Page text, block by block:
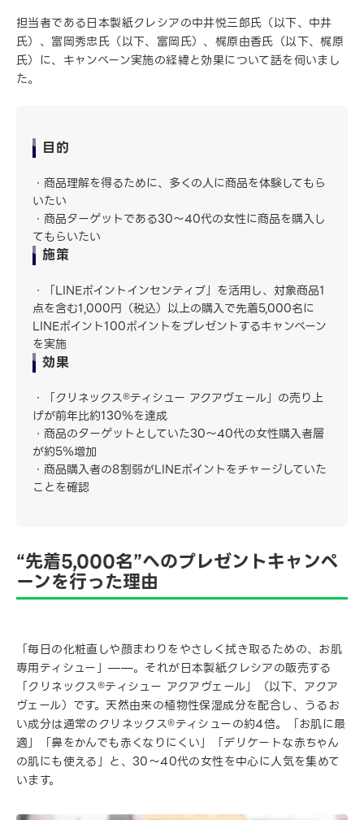
担当者である日本製紙クレシアの中井悦三郎氏（以下、中井
氏）、富岡秀忠氏（以下、富岡氏）、梶原由香氏（以下、梶原
氏）に、キャンペーン実施の経緯と効果について話を伺いまし
た。
目的
・商品理解を得るために、多くの人に商品を体験してもら
いたい
・商品ターゲットである30～40代の女性に商品を購入し
てもらいたい
施策
・「LINEポイントインセンティブ」を活用し、対象商品1
点を含む1,000円（税込）以上の購入で先着5,000名に
LINEポイント100ポイントをプレゼントするキャンペーン
を実施
効果
・「クリネックス®ティシュー アクアヴェール」の売り上
げが前年比約130％を達成
・商品のターゲットとしていた30〜40代の女性購入者層
が約5％増加
・商品購入者の8割弱がLINEポイントをチャージしていた
ことを確認
“先着5,000名”へのプレゼントキャンペ
ーンを行った理由
「毎日の化粧直しや顔まわりをやさしく拭き取るための、お肌
専用ティシュー」——。それが日本製紙クレシアの販売する
「クリネックス®ティシュー アクアヴェール」（以下、アクア
ヴェール）です。天然由来の植物性保湿成分を配合し、うるお
い成分は通常のクリネックス®ティシューの約4倍。「お肌に最
適」「鼻をかんでも赤くなりにくい」「デリケートな赤ちゃん
の肌にも使える」と、30〜40代の女性を中心に人気を集めて
います。